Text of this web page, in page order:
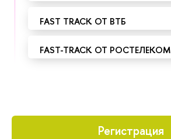
FAST TRACK ОТ ВТБ
FAST-TRACK ОТ РОСТЕЛЕКОМ
Регистрация